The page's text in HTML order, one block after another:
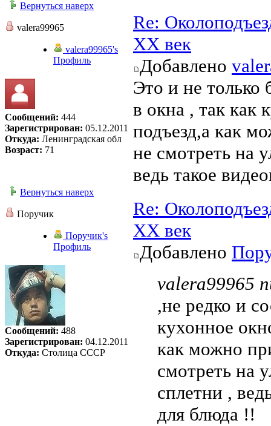
Вернуться наверх
valera99965
valera99965's
Профиль
Сообщений: 444
Зарегистрирован: 05.12.2011
Откуда: Ленинградская обл
Возраст: 71
Re:
ХХ век
Добавлено
Это и не только
в окна , так как
подъезд,а как
не смотреть на
ведь такое
Вернуться наверх
Поручик
Поручик's
Профиль
Сообщений: 488
Зарегистрирован: 04.12.2011
Откуда: Столица СССР
Re:
ХХ век
Добавлено
valera99965
,не редко и
кухонное
как можно
смотреть на
сплетни ,
для блюда !!